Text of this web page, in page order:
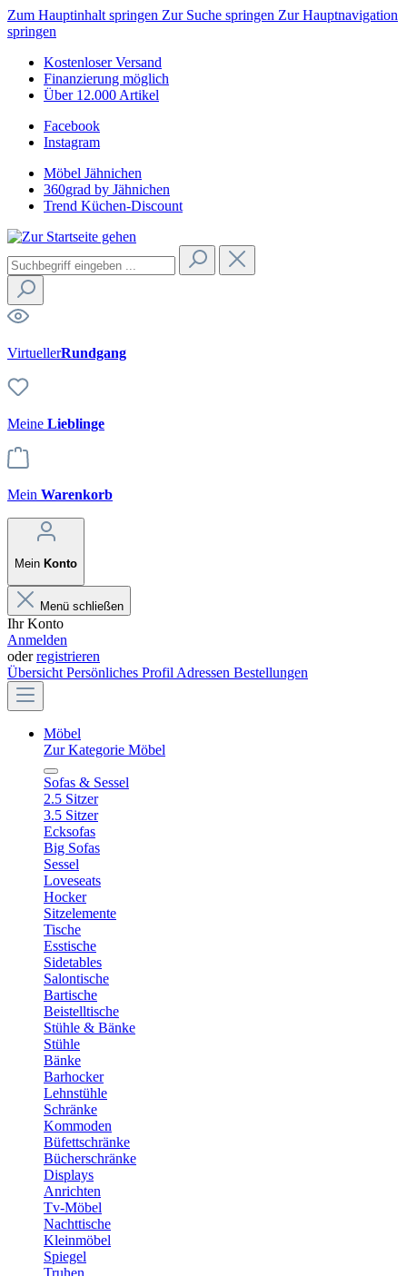
Zum Hauptinhalt springen Zur Suche springen Zur Hauptnavigation
springen
Kostenloser Versand
Finanzierung möglich
Über 12.000 Artikel
Facebook
Instagram
Möbel Jähnichen
360grad by Jähnichen
Trend Küchen-Discount
VirtuellerRundgang
Meine Lieblinge
Mein Warenkorb
Mein Konto
Menü schließen
Ihr Konto
Anmelden
oderregistrieren
Übersicht Persönliches Profil Adressen Bestellungen
Möbel
Zur Kategorie Möbel
Sofas & Sessel
2.5 Sitzer
3.5 Sitzer
Ecksofas
Big Sofas
Sessel
Loveseats
Hocker
Sitzelemente
Tische
Esstische
Sidetables
Salontische
Bartische
Beistelltische
Stühle & Bänke
Stühle
Bänke
Barhocker
Lehnstühle
Schränke
Kommoden
Büfettschränke
Bücherschränke
Displays
Anrichten
Tv-Möbel
Nachttische
Kleinmöbel
Spiegel
Truhen